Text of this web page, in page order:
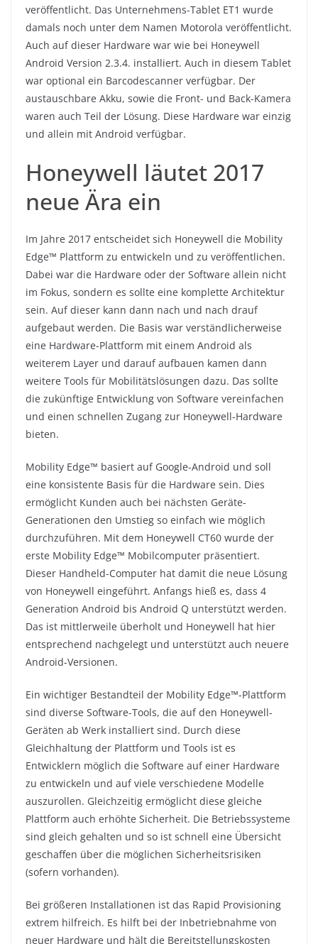
veröffentlicht. Das Unternehmens-Tablet ET1 wurde
damals noch unter dem Namen Motorola veröffentlicht.
Auch auf dieser Hardware war wie bei Honeywell
Android Version 2.3.4. installiert. Auch in diesem Tablet
war optional ein Barcodescanner verfügbar. Der
austauschbare Akku, sowie die Front- und Back-Kamera
waren auch Teil der Lösung. Diese Hardware war einzig
und allein mit Android verfügbar.
Honeywell läutet 2017
neue Ära ein
Im Jahre 2017 entscheidet sich Honeywell die Mobility
Edge™ Plattform zu entwickeln und zu veröffentlichen.
Dabei war die Hardware oder der Software allein nicht
im Fokus, sondern es sollte eine komplette Architektur
sein. Auf dieser kann dann nach und nach drauf
aufgebaut werden. Die Basis war verständlicherweise
eine Hardware-Plattform mit einem Android als
weiterem Layer und darauf aufbauen kamen dann
weitere Tools für Mobilitätslösungen dazu. Das sollte
die zukünftige Entwicklung von Software vereinfachen
und einen schnellen Zugang zur Honeywell-Hardware
bieten.
Mobility Edge™ basiert auf Google-Android und soll
eine konsistente Basis für die Hardware sein. Dies
ermöglicht Kunden auch bei nächsten Geräte-
Generationen den Umstieg so einfach wie möglich
durchzuführen. Mit dem Honeywell CT60 wurde der
erste Mobility Edge™ Mobilcomputer präsentiert.
Dieser Handheld-Computer hat damit die neue Lösung
von Honeywell eingeführt. Anfangs hieß es, dass 4
Generation Android bis Android Q unterstützt werden.
Das ist mittlerweile überholt und Honeywell hat hier
entsprechend nachgelegt und unterstützt auch neuere
Android-Versionen.
Ein wichtiger Bestandteil der Mobility Edge™-Plattform
sind diverse Software-Tools, die auf den Honeywell-
Geräten ab Werk installiert sind. Durch diese
Gleichhaltung der Plattform und Tools ist es
Entwicklern möglich die Software auf einer Hardware
zu entwickeln und auf viele verschiedene Modelle
auszurollen. Gleichzeitig ermöglicht diese gleiche
Plattform auch erhöhte Sicherheit. Die Betriebssysteme
sind gleich gehalten und so ist schnell eine Übersicht
geschaffen über die möglichen Sicherheitsrisiken
(sofern vorhanden).
Bei größeren Installationen ist das Rapid Provisioning
extrem hilfreich. Es hilft bei der Inbetriebnahme von
neuer Hardware und hält die Bereitstellungskosten